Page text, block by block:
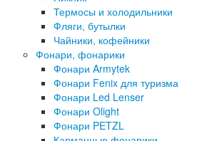
Термосы и холодильники
Фляги, бутылки
Чайники, кофейники
Фонари, фонарики
Фонари Armytek
Фонари Fenix для туризма
Фонари Led Lenser
Фонари Olight
Фонари PETZL